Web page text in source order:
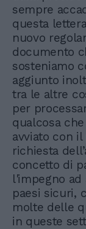
sempre
questa
nuovo
documento
sosteniamo
aggiunto
tra le altre
per
qualcosa
avviato con il
richiesta
concetto di
l'impegno
paesi sicuri,
molte delle
in queste